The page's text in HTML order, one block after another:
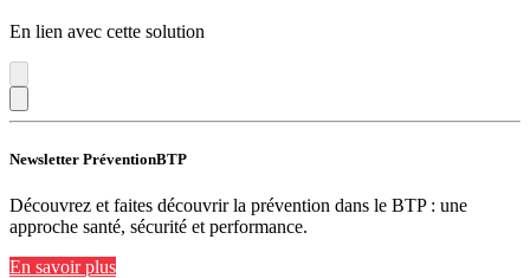
En lien avec cette solution
Newsletter PréventionBTP
Découvrez et faites découvrir la prévention dans le BTP : une
approche santé, sécurité et performance.
En savoir plus